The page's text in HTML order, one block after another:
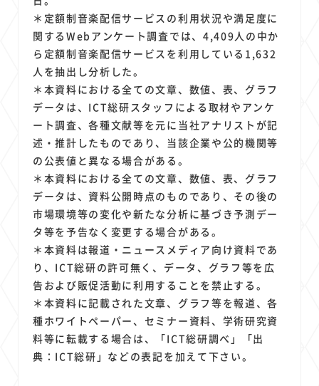
＊定額制音楽配信サービスの利用状況や満足度に
関するWebアンケート調査では、4,409人の中か
ら定額制音楽配信サービスを利用している1,632
人を抽出し分析した。
＊本資料における全ての文章、数値、表、グラフ
データは、ICT総研スタッフによる取材やアンケ
ート調査、各種文献等を元に当社アナリストが記
述・推計したものであり、当該企業や公的機関等
の公表値と異なる場合がある。
＊本資料における全ての文章、数値、表、グラフ
データは、資料公開時点のものであり、その後の
市場環境等の変化や新たな分析に基づき予測デー
タ等を予告なく変更する場合がある。
＊本資料は報道・ニュースメディア向け資料であ
り、ICT総研の許可無く、データ、グラフ等を広
告および販促活動に利用することを禁止する。
＊本資料に記載された文章、グラフ等を報道、各
種ホワイトペーパー、セミナー資料、学術研究資
料等に転載する場合は、「ICT総研調べ」「出
典：ICT総研」などの表記を加えて下さい。